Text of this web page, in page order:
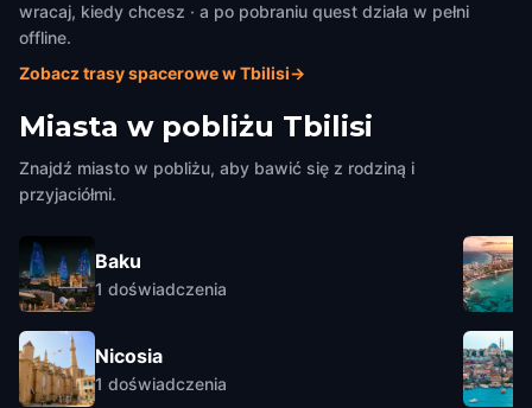
wracaj, kiedy chcesz · a po pobraniu quest działa w pełni
offline.
Zobacz trasy spacerowe w Tbilisi→
Miasta w pobliżu Tbilisi
Znajdź miasto w pobliżu, aby bawić się z rodziną i
przyjaciółmi.
Baku
1 doświadczenia
Nicosia
1 doświadczenia